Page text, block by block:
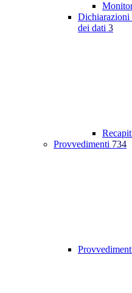
Dichiarazioni
dei dati 3
Provvedimenti 734